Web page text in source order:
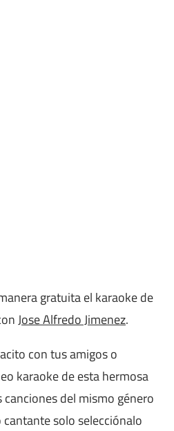
gratuita el karaoke de
Jose Alfredo Jimenez.
con tus amigos o
karaoke de esta hermosa
canciones del mismo género
solo selecciónalo